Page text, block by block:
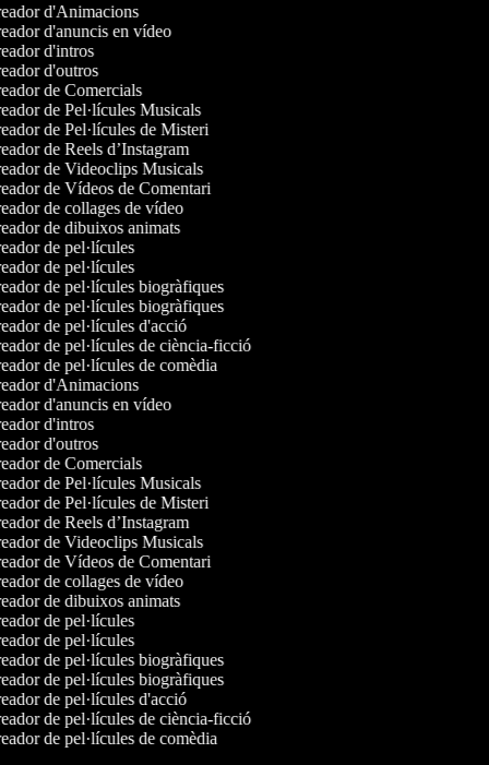
d'Animacions
d'anuncis en vídeo
d'intros
d'outros
de Comercials
de Pel·lícules Musicals
de Pel·lícules de Misteri
de Reels d’Instagram
de Videoclips Musicals
de Vídeos de Comentari
de collages de vídeo
de dibuixos animats
de pel·lícules
de pel·lícules
de pel·lícules biogràfiques
de pel·lícules biogràfiques
de pel·lícules d'acció
de pel·lícules de ciència-ficció
de pel·lícules de comèdia
d'Animacions
d'anuncis en vídeo
d'intros
d'outros
de Comercials
de Pel·lícules Musicals
de Pel·lícules de Misteri
de Reels d’Instagram
de Videoclips Musicals
de Vídeos de Comentari
de collages de vídeo
de dibuixos animats
de pel·lícules
de pel·lícules
de pel·lícules biogràfiques
de pel·lícules biogràfiques
de pel·lícules d'acció
de pel·lícules de ciència-ficció
de pel·lícules de comèdia